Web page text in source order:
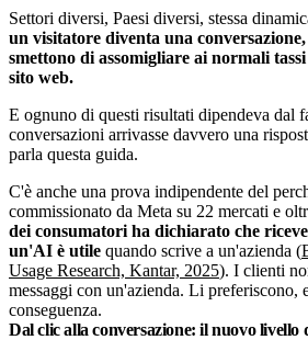
Settori diversi, Paesi diversi, stessa
un visitatore diventa una
smettono di assomigliare ai normali
sito web.
E ognuno di questi risultati dipendeva dal
conversazioni arrivasse davvero una
parla questa guida.
C'è anche una prova indipendente del
commissionato da Meta su 22 mercati e
dei consumatori ha dichiarato che
un'AI è utile quando scrive a un'azienda (
Usage Research, Kantar, 2025). I clienti
messaggi con un'azienda. Li preferiscono,
conseguenza.
Dal clic alla conversazione: il nuovo livello